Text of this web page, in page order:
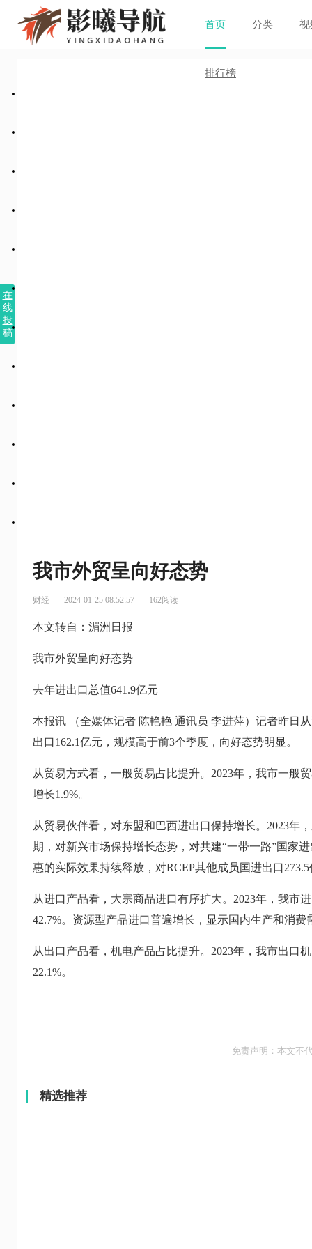
首页 分类 视
排行榜
在
线
投
稿
我市外贸呈向好态势
财经 2024-01-25 08:52:57 162阅读
本文转自：湄洲日报
我市外贸呈向好态势
去年进出口总值641.9亿元
本报讯 （全媒体记者 陈艳艳 通讯员 李进萍）记者昨日
出口162.1亿元，规模高于前3个季度，向好态势明显。
从贸易方式看，一般贸易占比提升。2023年，我市一般
增长1.9%。
从贸易伙伴看，对东盟和巴西进出口保持增长。2023年
期，对新兴市场保持增长态势，对共建“一带一路”国家
惠的实际效果持续释放，对RCEP其他成员国进出口
从进口产品看，大宗商品进口有序扩大。2023年，我市
42.7%。资源型产品进口普遍增长，显示国内生产和消费
从出口产品看，机电产品占比提升。2023年，我市出口
22.1%。
免责声明：本文不
精选推荐